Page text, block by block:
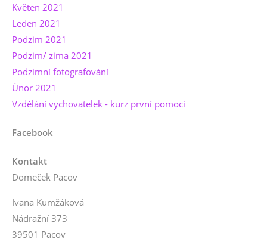
Květen 2021
Leden 2021
Podzim 2021
Podzim/ zima 2021
Podzimní fotografování
Únor 2021
Vzdělání vychovatelek - kurz první pomoci
Facebook
Kontakt
Domeček Pacov
Ivana Kumžáková
Nádražní 373
39501 Pacov